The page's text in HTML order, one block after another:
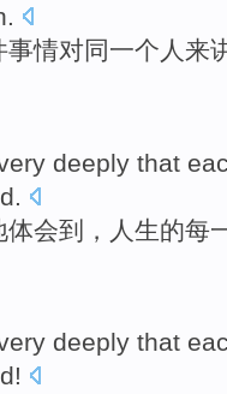
.
事情对同一个人来
deeply that
体会到，人生的每
deeply that
!